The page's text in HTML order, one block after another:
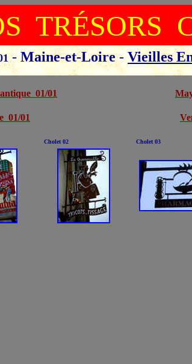
TRÉSORS
- Maine-et-Loire - Vieilles
01/01
01/01
Cholet 02 Cholet 03